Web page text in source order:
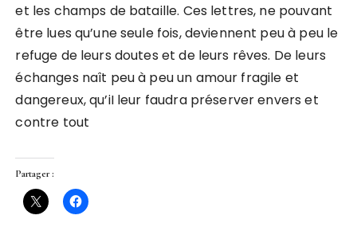
et les champs de bataille. Ces lettres, ne pouvant
être lues qu’une seule fois, deviennent peu à peu le
refuge de leurs doutes et de leurs rêves. De leurs
échanges naît peu à peu un amour fragile et
dangereux, qu’iI leur faudra préserver envers et
contre tout
Partager :